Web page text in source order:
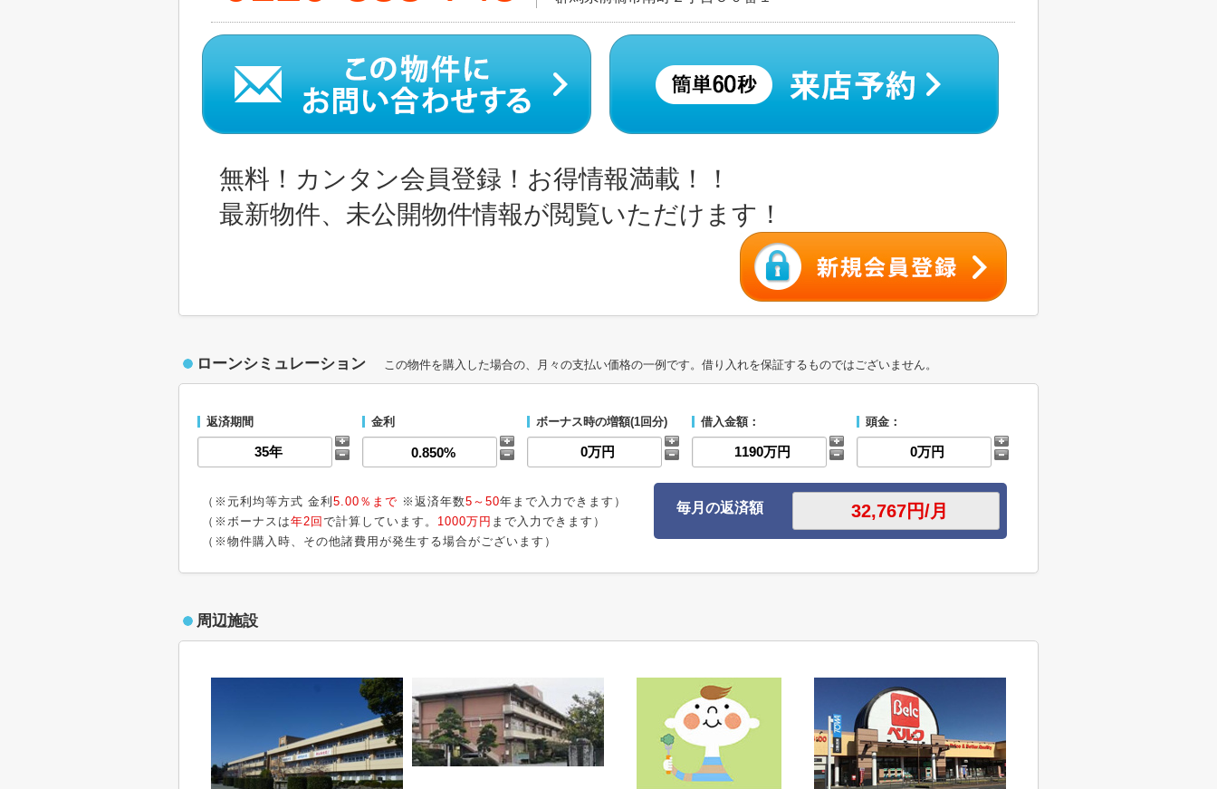
無料！カンタン会員登録！お得情報満載！！
最新物件、未公開物件情報が閲覧いただけます！
ローンシミュレーション この物件を購入した場合の、月々の支払い価格の一例です。借り入れを保証するものではございません。
返済期間 金利 ボーナス時の増額(1回分) 借入金額： 頭金：
（※元利均等方式 金利 5.00％まで ※返済年数5～50年まで入力できます）
（※ボーナスは年2回 で計算しています。 1000万円 まで入力できます）
（※物件購入時、その他諸費用が発生する場合がございます）
毎月の返済額
周辺施設